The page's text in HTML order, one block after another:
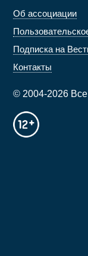
Об ассоциации
Подписка на
Контакты
© 2004-2026